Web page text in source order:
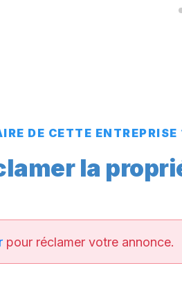
DE CETTE ENTREPRISE
la
pour réclamer votre annonce.